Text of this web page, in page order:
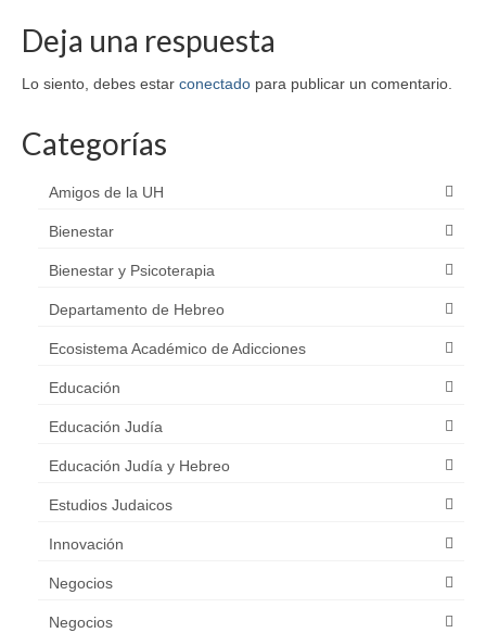
Deja una respuesta
Lo siento, debes estar conectado para publicar un comentario.
Categorías
Amigos de la UH
Bienestar
Bienestar y Psicoterapia
Departamento de Hebreo
Ecosistema Académico de Adicciones
Educación
Educación Judía
Educación Judía y Hebreo
Estudios Judaicos
Innovación
Negocios
Negocios